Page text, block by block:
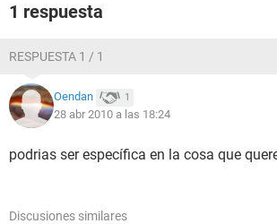
1 respuesta
RESPUESTA 1 / 1
Oendan 1
28 abr 2010 a las 18:24
podrias ser específica en la cosa que
Discusiones similares